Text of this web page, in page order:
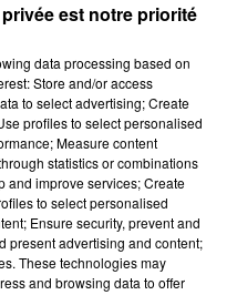
REIMS FERME
du centre-ville
est contraint de
19h38
19h38
est notre priorité
data processing based on
Store and/or access
to select advertising; Create
profiles to select personalised
Measure content
statistics or combinations
and improve services; Create
to select personalised
Ensure security, prevent and
present advertising and content;
These technologies may
and browsing data to offer